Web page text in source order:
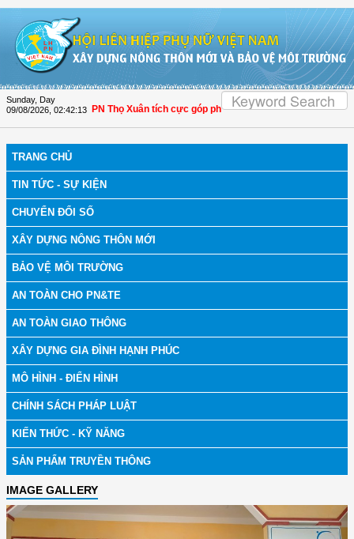
Sunday, Day
09/08/2026 02:42:15
Hội LHPN Thọ Xuân tích cực góp phần nâng cao tỷ lệ người dân tham gia
TRANG CHỦ
TIN TỨC - SỰ KIỆN
CHUYỂN ĐỔI SỐ
XÂY DỰNG NÔNG THÔN MỚI
BẢO VỆ MÔI TRƯỜNG
AN TOÀN CHO PN&TE
AN TOÀN GIAO THÔNG
XÂY DỰNG GIA ĐÌNH HẠNH PHÚC
MÔ HÌNH - ĐIỂN HÌNH
CHÍNH SÁCH PHÁP LUẬT
KIẾN THỨC - KỸ NĂNG
SẢN PHẨM TRUYỀN THÔNG
IMAGE GALLERY